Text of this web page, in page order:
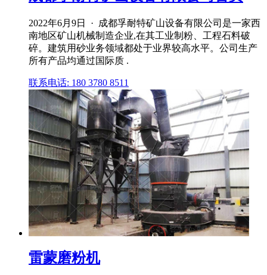
2022年6月9日 · 成都孚耐特矿山设备有限公司是一家西
南地区矿山机械制造企业,在其工业制粉、工程石料破
碎。建筑用砂业务领域都处于业界较高水平。公司生产
所有产品均通过国际质 .
联系电话: 180 3780 8511
雷蒙磨粉机